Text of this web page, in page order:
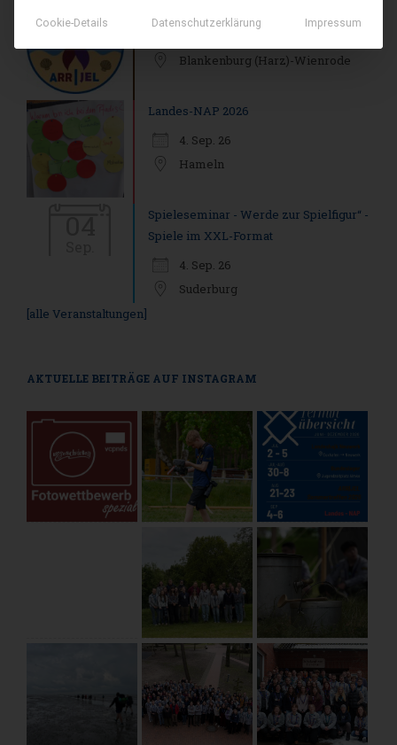
Blankenburg (Harz)-Wienrode
Landes-NAP 2026
4. Sep. 26
Hameln
Spieleseminar - Werde zur Spielfigur“ -
Spiele im XXL-Format
4. Sep. 26
Suderburg
[alle Veranstaltungen]
AKTUELLE BEITRÄGE AUF INSTAGRAM
Cookie-Details Datenschutzerklärung Impressum